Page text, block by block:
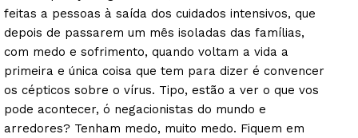
feitas a pessoas à saída dos cuidados intensivos, que
depois de passarem um mês isoladas das famílias,
com medo e sofrimento, quando voltam a vida a
primeira e única coisa que tem para dizer é convencer
os cépticos sobre o vírus. Tipo, estão a ver o que vos
pode acontecer, ó negacionistas do mundo e
arredores? Tenham medo, muito medo. Fiquem em